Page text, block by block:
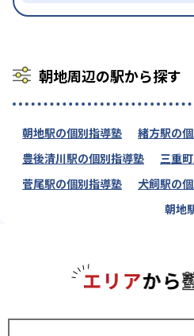
朝地周辺の駅から探す
朝地駅の個別指導塾
緒方駅の
豊後清川駅の個別指導塾
三重
菅尾駅の個別指導塾
犬飼駅の
朝地